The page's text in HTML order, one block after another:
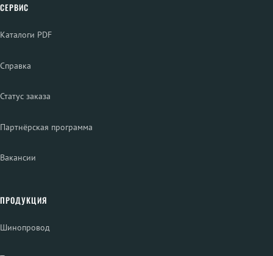
СЕРВИС
Каталоги PDF
Справка
Статус заказа
Партнёрская программа
Вакансии
ПРОДУКЦИЯ
Шинопровод